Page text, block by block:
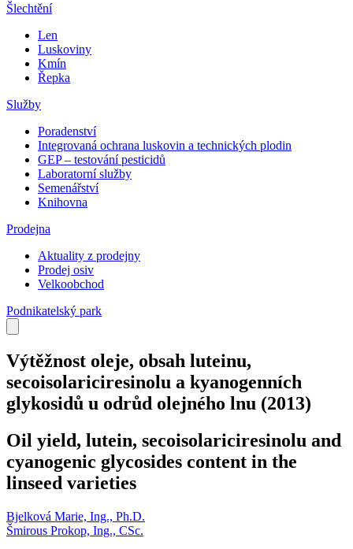
Šlechtění
Len
Luskoviny
Kmín
Řepka
Služby
Poradenství
Integrovaná ochrana luskovin a technických plodin
GEP – testování pesticidů
Laboratorní služby
Semenářství
Knihovna
Prodejna
Aktuality z prodejny
Prodej osiv
Velkoobchod
Podnikatelský park
Výtěžnost oleje, obsah luteinu,
secoisolariciresinolu a kyanogenních
glykosidů u odrůd olejného lnu (2013)
Oil yield, lutein, secoisolariciresinolu and
cyanogenic glycosides content in the
linseed varieties
Bjelková Marie, Ing., Ph.D.
Šmirous Prokop, Ing., CSc.